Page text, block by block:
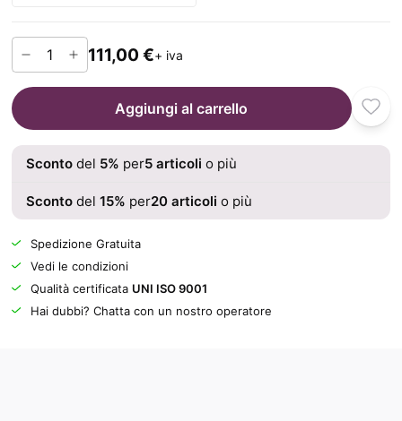
111,00 €+ iva
Aggiungi al carrello
Scontodel 5% per5articoli o più
Scontodel 15% per20articoli o più
Spedizione Gratuita
Vedi le condizioni
Qualità certificata UNI ISO 9001
Hai dubbi? Chatta con un nostro operatore